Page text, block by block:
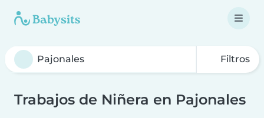
Filtros
Trabajos de Niñera en Pajonales